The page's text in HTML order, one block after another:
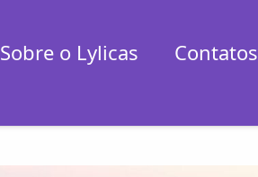
Sobre o Lylicas Contatos